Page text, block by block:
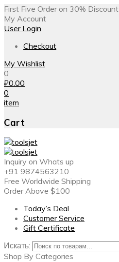
First Five Order on 30% Discount
My Account
User Login
Checkout
My Wishlist
0
₽0.00
0
item
Cart
Inquiry on Whats up
+91 9874563210
Free Worldwide Shipping
Order Above $100
Today’s Deal
Customer Service
Gift Certificate
Искать:
Shop By Categories